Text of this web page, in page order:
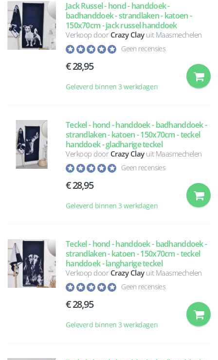
Jack Russel - hond - handdoek -
badhanddoek - strandlaken - katoen -
150x70cm - jack russel handdoek
Verkoop door Crazy Clayuit Maasmechelen
Geen recensies
28,95
Geleverd binnen 3 werkdagen
Teckel - hond - handdoek - badhanddoek -
strandlaken - katoen - 150x70cm - teckel
handdoek - gladharige teckel
Verkoop door Crazy Clayuit Maasmechelen
Geen recensies
28,95
Geleverd binnen 3 werkdagen
Teckel - hond - handdoek - badhanddoek -
strandlaken - katoen - 150x70cm - teckel
handdoek - langharige teckel
Verkoop door Crazy Clayuit Maasmechelen
Geen recensies
28,95
Geleverd binnen 3 werkdagen